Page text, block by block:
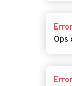
Error
Ops
Error